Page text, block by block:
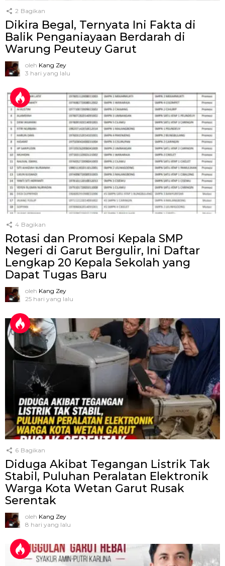
2 Bagikan
Dikira Begal, Ternyata Ini Fakta di
Balik Penganiayaan Berdarah di
Warung Peuteuy Garut
oleh Kang Zey
3 hari yang lalu
4 Bagikan
Rotasi dan Promosi Kepala SMP
Negeri di Garut Bergulir, Ini Daftar
Lengkap 20 Kepala Sekolah yang
Dapat Tugas Baru
oleh Kang Zey
25 hari yang lalu
6 Bagikan
Diduga Akibat Tegangan Listrik Tak
Stabil, Puluhan Peralatan Elektronik
Warga Kota Wetan Garut Rusak
Serentak
oleh Kang Zey
8 hari yang lalu